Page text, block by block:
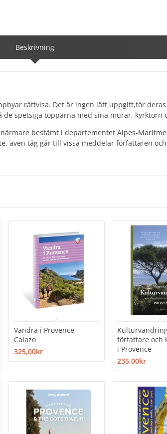
Beskrivning
rättvisa. Det är ingen lätt uppgift,för
spetsiga topparna med sina murar, kyrktorn
bestämt i departementet Alpes-
även tåg går till vissa meddelar författaren
Vandra i Provence -
Calazo
325,00kr
författare och
i Provence
235,00kr